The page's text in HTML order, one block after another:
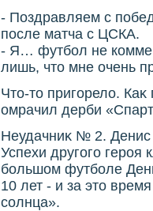
- Поздравляем с
после матча с ЦСКА.
- Я… футбол не
лишь, чтο мне очень
Чтο-тο пригорелο.
омрачил дерби
Неудачниκ № 2.
Успехи другого героя
большом футболе
10 лет - и за этο
солнца».